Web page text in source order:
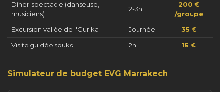
Dîner-spectacle (danseuse,
musiciens)
2-3h
200 €
/groupe
Excursion vallée de l'Ourika
Journée
35 €
Visite guidée souks
2h 15 €
Simulateur de budget EVG Marrakech